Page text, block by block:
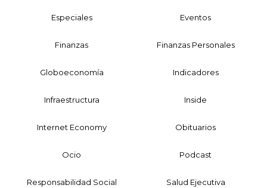
Especiales Eventos
Finanzas Finanzas Personales
Globoeconomía Indicadores
Infraestructura Inside
Internet Economy Obituarios
Ocio Podcast
Responsabilidad Social Salud Ejecutiva